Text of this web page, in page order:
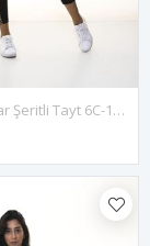
Siyah Leopar Şeritli Tayt 6C-1045